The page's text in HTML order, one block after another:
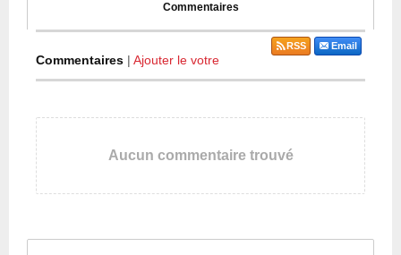
Commentaires
Commentaires | Ajouter le votre
Email
RSS
Aucun commentaire trouvé